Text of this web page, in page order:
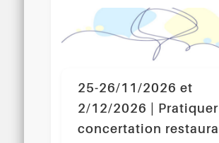
25-26/11/2026 et
2/12/2026 | Pratiquer
concertation